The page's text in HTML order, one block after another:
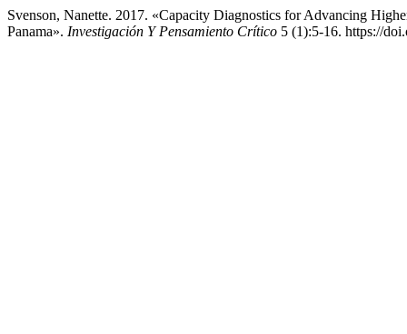
Svenson, Nanette. 2017. «Capacity Diagnostics for Advancing
Panama». Investigación Y Pensamiento Crítico 5 (1):5-16. https://